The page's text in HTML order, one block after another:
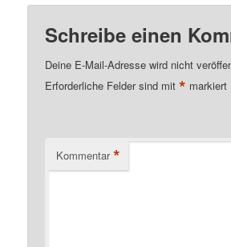
Schreibe einen
Deine E-Mail-Adresse wird nicht
Erforderliche Felder sind mit* markiert
Kommentar *